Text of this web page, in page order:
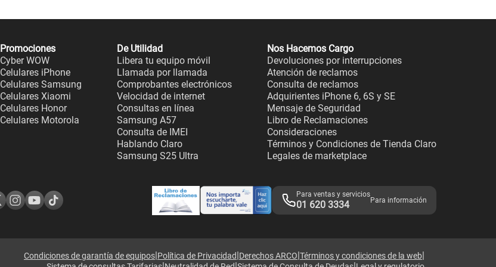
Promociones
Cyber WOW
Celulares iPhone
Celulares Samsung
Celulares Xiaomi
Celulares Honor
Celulares Motorola
De Utilidad
Libera tu equipo móvil
Llamada por llamada
Comprobantes electrónicos
Velocidad de internet
Consultas en línea
Samsung A57
Consulta de IMEI
Hablando Claro
Samsung S25 Ultra
Nos Hacemos Cargo
Devoluciones por interrupciones
Atención de reclamos
Consulta de reclamos
Adquirientes iPhone 6, 6S y SE
Mensaje de Seguridad
Libro de Reclamaciones
Consideraciones
Términos y Condiciones de Tienda Claro
Legales de marketplace
Para ventas y servicios
01 620 3334 Para información
Condiciones de garantía de equipos|Política de Privacidad|Derechos ARCO|Términos y condiciones de la web|